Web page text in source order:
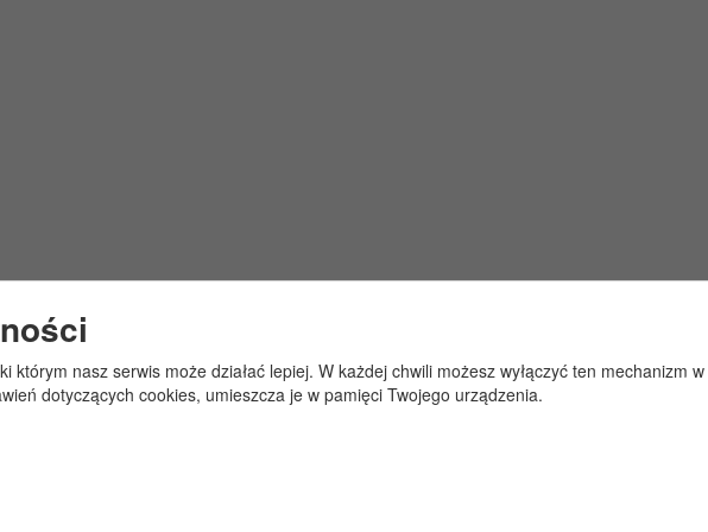
nasz serwis może działać lepiej. W każdej chwili możesz wyłączyć ten mechanizm
dotyczących cookies, umieszcza je w pamięci Twojego urządzenia.